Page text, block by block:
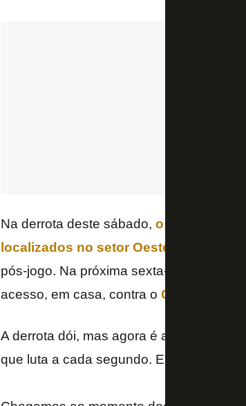
Na derrota deste sábado, o técnico
localizados no setor Oeste
pós-jogo. Na próxima sexta-feira, o
acesso, em casa, contra o CRB
A derrota dói, mas agora é a hora da
que luta a cada segundo. Estamos na